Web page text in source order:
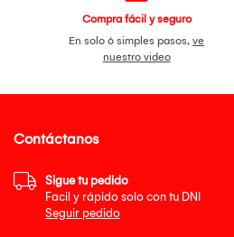
Compra fácil y seguro
En solo 6 simples pasos,ve
nuestro video
Contáctanos
Sigue tu pedido
Facil y rápido solo con tu DNI
Seguir pedido